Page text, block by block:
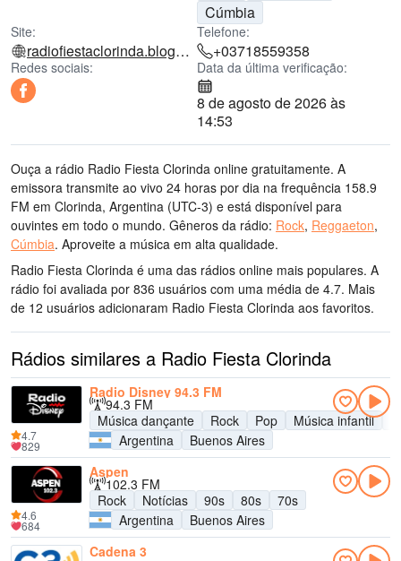
Cúmbia
Site:
radiofiestaclorinda.blogspot.com
Telefone:
+03718559358
Redes sociais: Data da última verificação:
8 de agosto de 2026 às
14:53
Ouça a rádio Radio Fiesta Clorinda online gratuitamente. A
emissora transmite ao vivo 24 horas por dia na frequência 158.9
FM em Clorinda, Argentina (UTC-3) e está disponível para
ouvintes em todo o mundo. Gêneros da rádio: Rock, Reggaeton,
Cúmbia. Aproveite a música em alta qualidade.
Radio Fiesta Clorinda é uma das rádios online mais populares. A
rádio foi avaliada por 836 usuários com uma média de 4.7. Mais
de 12 usuários adicionaram Radio Fiesta Clorinda aos favoritos.
Rádios similares a Radio Fiesta Clorinda
Radio Disney 94.3 FM
94.3 FM
Música dançante
Rock Pop Música infantil
Argentina
Buenos Aires
4.7
829
Aspen
102.3 FM
Rock
Notícias 90s 80s
70s
Argentina
Buenos Aires
4.6
684
Cadena 3